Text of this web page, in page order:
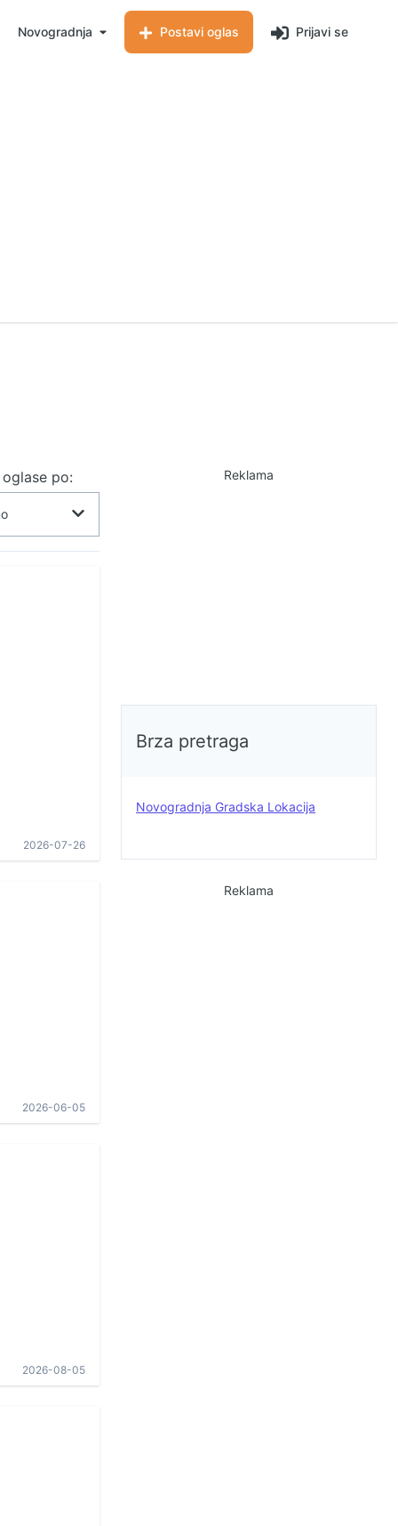
Novogradnja Postavi oglas Prijavi se
po:
2026-07-26
2026-06-05
2026-08-05
Reklama
Brza pretraga
Novogradnja Gradska Lokacija
Reklama